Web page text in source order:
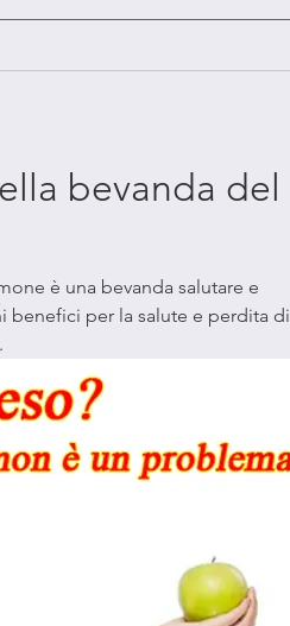
bevanda del
è una bevanda salutare e
benefici per la salute e perdita di